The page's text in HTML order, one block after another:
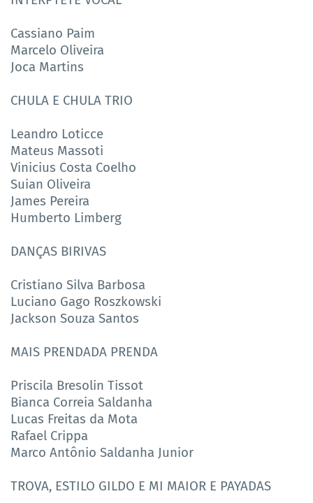
Cassiano Paim
Marcelo Oliveira
Joca Martins
CHULA E CHULA TRIO
Leandro Loticce
Mateus Massoti
Vinicius Costa Coelho
Suian Oliveira
James Pereira
Humberto Limberg
DANÇAS BIRIVAS
Cristiano Silva Barbosa
Luciano Gago Roszkowski
Jackson Souza Santos
MAIS PRENDADA PRENDA
Priscila Bresolin Tissot
Bianca Correia Saldanha
Lucas Freitas da Mota
Rafael Crippa
Marco Antônio Saldanha Junior
TROVA, ESTILO GILDO E MI MAIOR E PAYADAS